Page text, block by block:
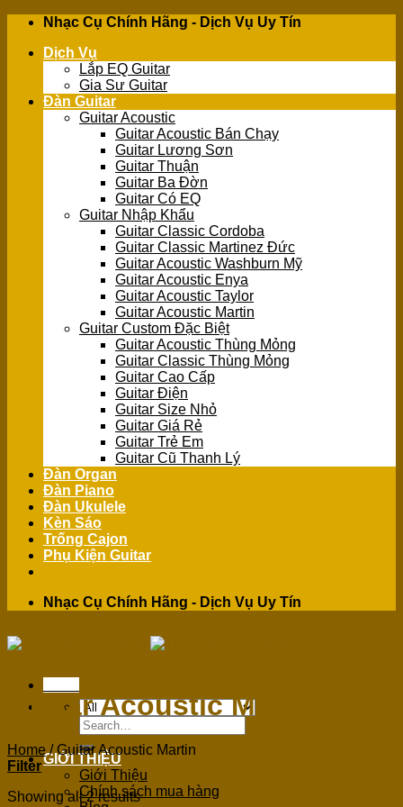
Skip
content
Nhạc Cụ Chính Hãng - Dịch Vụ Uy Tín
Dịch Vụ
Lắp EQ Guitar
Gia Sư Guitar
Đàn Guitar
Guitar Acoustic
Guitar Acoustic Bán Chạy
Guitar Lương Sơn
Guitar Thuận
Guitar Ba Đờn
Guitar Có EQ
Guitar Nhập Khẩu
Guitar Classic Cordoba
Guitar Classic Martinez Đức
Guitar Acoustic Washburn Mỹ
Guitar Acoustic Enya
Guitar Acoustic Taylor
Guitar Acoustic Martin
Guitar Custom Đặc Biệt
Guitar Acoustic Thùng Mỏng
Guitar Classic Thùng Mỏng
Guitar Cao Cấp
Guitar Điện
Guitar Size Nhỏ
Guitar Giá Rẻ
Guitar Trẻ Em
Guitar Cũ Thanh Lý
Đàn Organ
Đàn Piano
Đàn Ukulele
Kèn Sáo
Trống Cajon
Phụ Kiện Guitar
Nhạc Cụ Chính Hãng - Dịch Vụ Uy Tín
Search
for:
GIỚI THIỆU
Giới Thiệu
Chính sách mua hàng
Guitar Acoustic Martin
Home /Guitar Acoustic Martin
Filter
Showing all 2 results